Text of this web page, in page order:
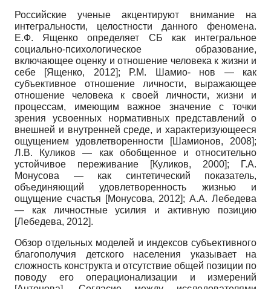
Российские ученые акцентируют внимание на
интегральности, целостности данного феномена.
Е.Ф. Ященко определяет СБ как интегральное
социально-психологическое образование,
включающее оценку и отношение человека к жизни и
себе [Ященко, 2012]; Р.М. Шамио- нов — как
субъективное отношение личности, выражающее
отношение человека к своей личности, жизни и
процессам, имеющим важное значение с точки
зрения усвоенных нормативных представлений о
внешней и внутренней среде, и характеризующееся
ощущением удовлетворенности
[Шамионов, 2008];
Л.В. Куликов — как обобщенное и относительно
устойчивое переживание
[Куликов, 2000]; Г.А.
Монусова — как синтетический показатель,
объединяющий удовлетворенность жизнью и
ощущение счастья [Монусова, 2012]; А.А. Лебедева
— как личностные усилия и активную позицию
[Лебедева, 2012].
Обзор отдельных моделей и индексов субъективного
благополучия детского населения указывает на
сложность конструкта и отсутствие общей позиции по
поводу его операционализации и измерений